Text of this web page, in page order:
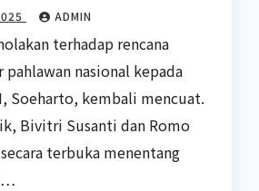
ADMIN
terhadap rencana
nasional kepada
Soeharto, kembali mencuat.
Bivitri Susanti dan Romo
terbuka menentang